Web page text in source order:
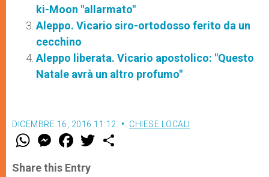
ki-Moon "allarmato"
Aleppo. Vicario siro-ortodosso ferito da un
cecchino
Aleppo liberata. Vicario apostolico: "Questo
Natale avrà un altro profumo"
DICEMBRE 16, 2016 11:12 CHIESE LOCALI
W
t
s
M
e
s
e
F
a
e
b
w
Share this Entry